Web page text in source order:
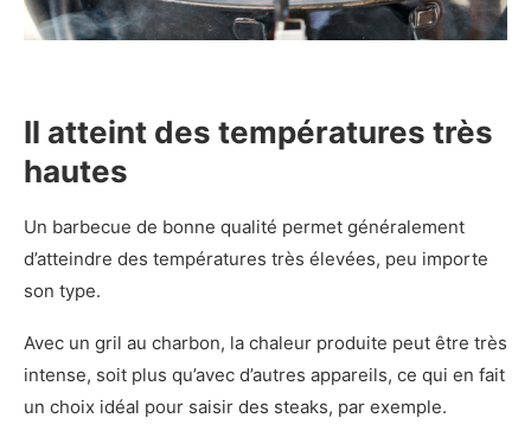
Il atteint des températures très
hautes
Un barbecue de bonne qualité permet généralement
d’atteindre des températures très élevées, peu importe
son type.
Avec un gril au charbon, la chaleur produite peut être très
intense, soit plus qu’avec d’autres appareils, ce qui en fait
un choix idéal pour saisir des steaks, par exemple.